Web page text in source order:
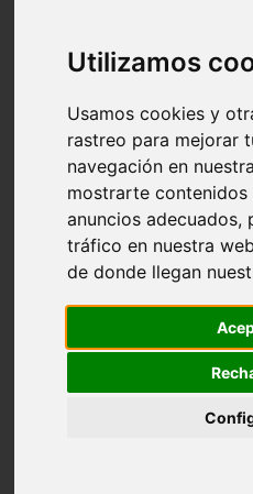
Utilizamos
Usamos cookies y
rastreo para mejorar
navegación en
mostrarte
anuncios adecuados,
tráfico en nuestra
de donde llegan
Santa-cruz-de-tenerife - los-
Cantabria - suances
Granada - monachil
Huesca - isábena
Huesca - alquézar
Huesca - castejón-de-sos
Sevilla - marinaleda
Córdoba - almedinilla
Navarra - zangoza
Cantabria - arenas-de-iguña
Barcelona - la-pobla-de-lillet
Las-palmas - yaiza
Valladolid - fuensaldaña